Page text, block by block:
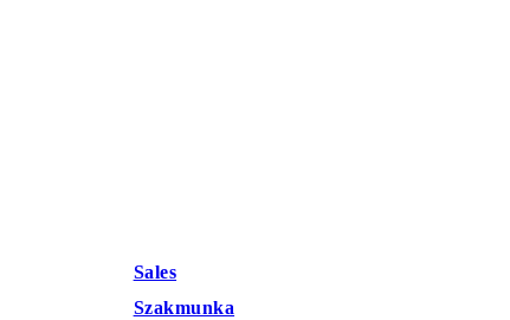
Sales
Szakmunka